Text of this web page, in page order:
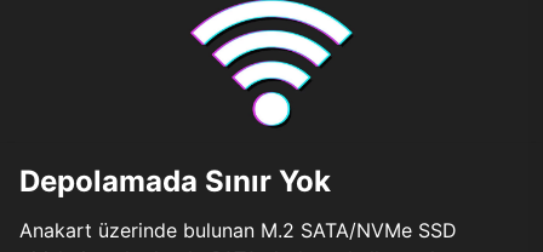
Depolamada Sınır Yok
Anakart üzerinde bulunan M.2 SATA/NVMe SSD